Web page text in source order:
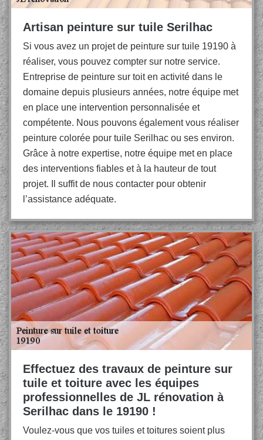
Artisan peinture sur tuile Serilhac
Si vous avez un projet de peinture sur tuile 19190 à
réaliser, vous pouvez compter sur notre service.
Entreprise de peinture sur toit en activité dans le
domaine depuis plusieurs années, notre équipe met
en place une intervention personnalisée et
compétente. Nous pouvons également vous réaliser
peinture colorée pour tuile Serilhac ou ses environ.
Grâce à notre expertise, notre équipe met en place
des interventions fiables et à la hauteur de tout
projet. Il suffit de nous contacter pour obtenir
l’assistance adéquate.
Effectuez des travaux de peinture sur
tuile et toiture avec les équipes
professionnelles de JL rénovation à
Serilhac dans le 19190 !
Voulez-vous que vos tuiles et toitures soient plus